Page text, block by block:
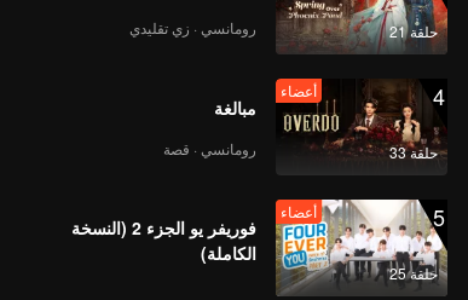
حلقة 21 رومانسي · زي تقليدي
4
حلقة 33
أعضاء
مبالغة
رومانسي · قصة
5
حلقة 25
أعضاء
فوريفر يو الجزء 2 (النسخة
الكاملة)